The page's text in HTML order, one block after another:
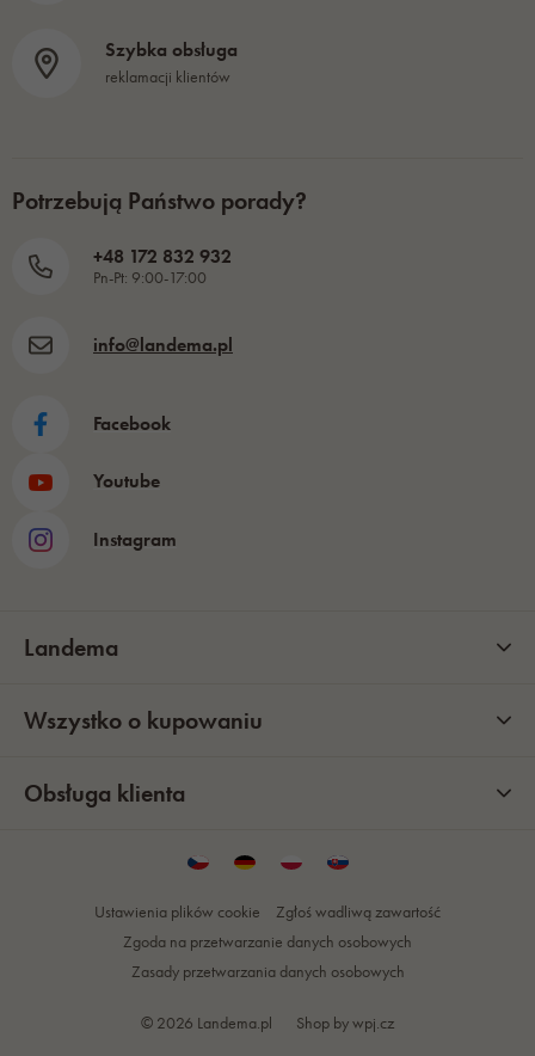
Szybka obsługa
reklamacji klientów
Potrzebują Państwo porady?
+48 172 832 932
Pn-Pt: 9:00-17:00
info@landema.pl
Facebook
Youtube
Instagram
Landema
Wszystko o kupowaniu
Obsługa klienta
© 2026 Landema.pl
Ustawienia plików cookie
Zgłoś wadliwą zawartość
Zgoda na przetwarzanie danych osobowych
Zasady przetwarzania danych osobowych
Shop bywpj.cz